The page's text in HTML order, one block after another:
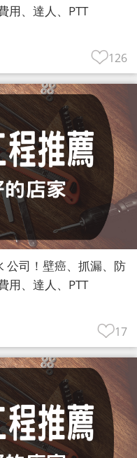
用、達人、PTT
126
公司！壁癌、抓漏、防
用、達人、PTT
17